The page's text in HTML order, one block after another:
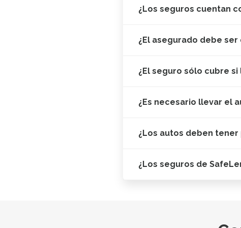
¿Los seguros cuentan
¿El asegurado debe
¿El seguro sólo cubre
¿Es necesario llevar el
¿Los autos deben
¿Los seguros de